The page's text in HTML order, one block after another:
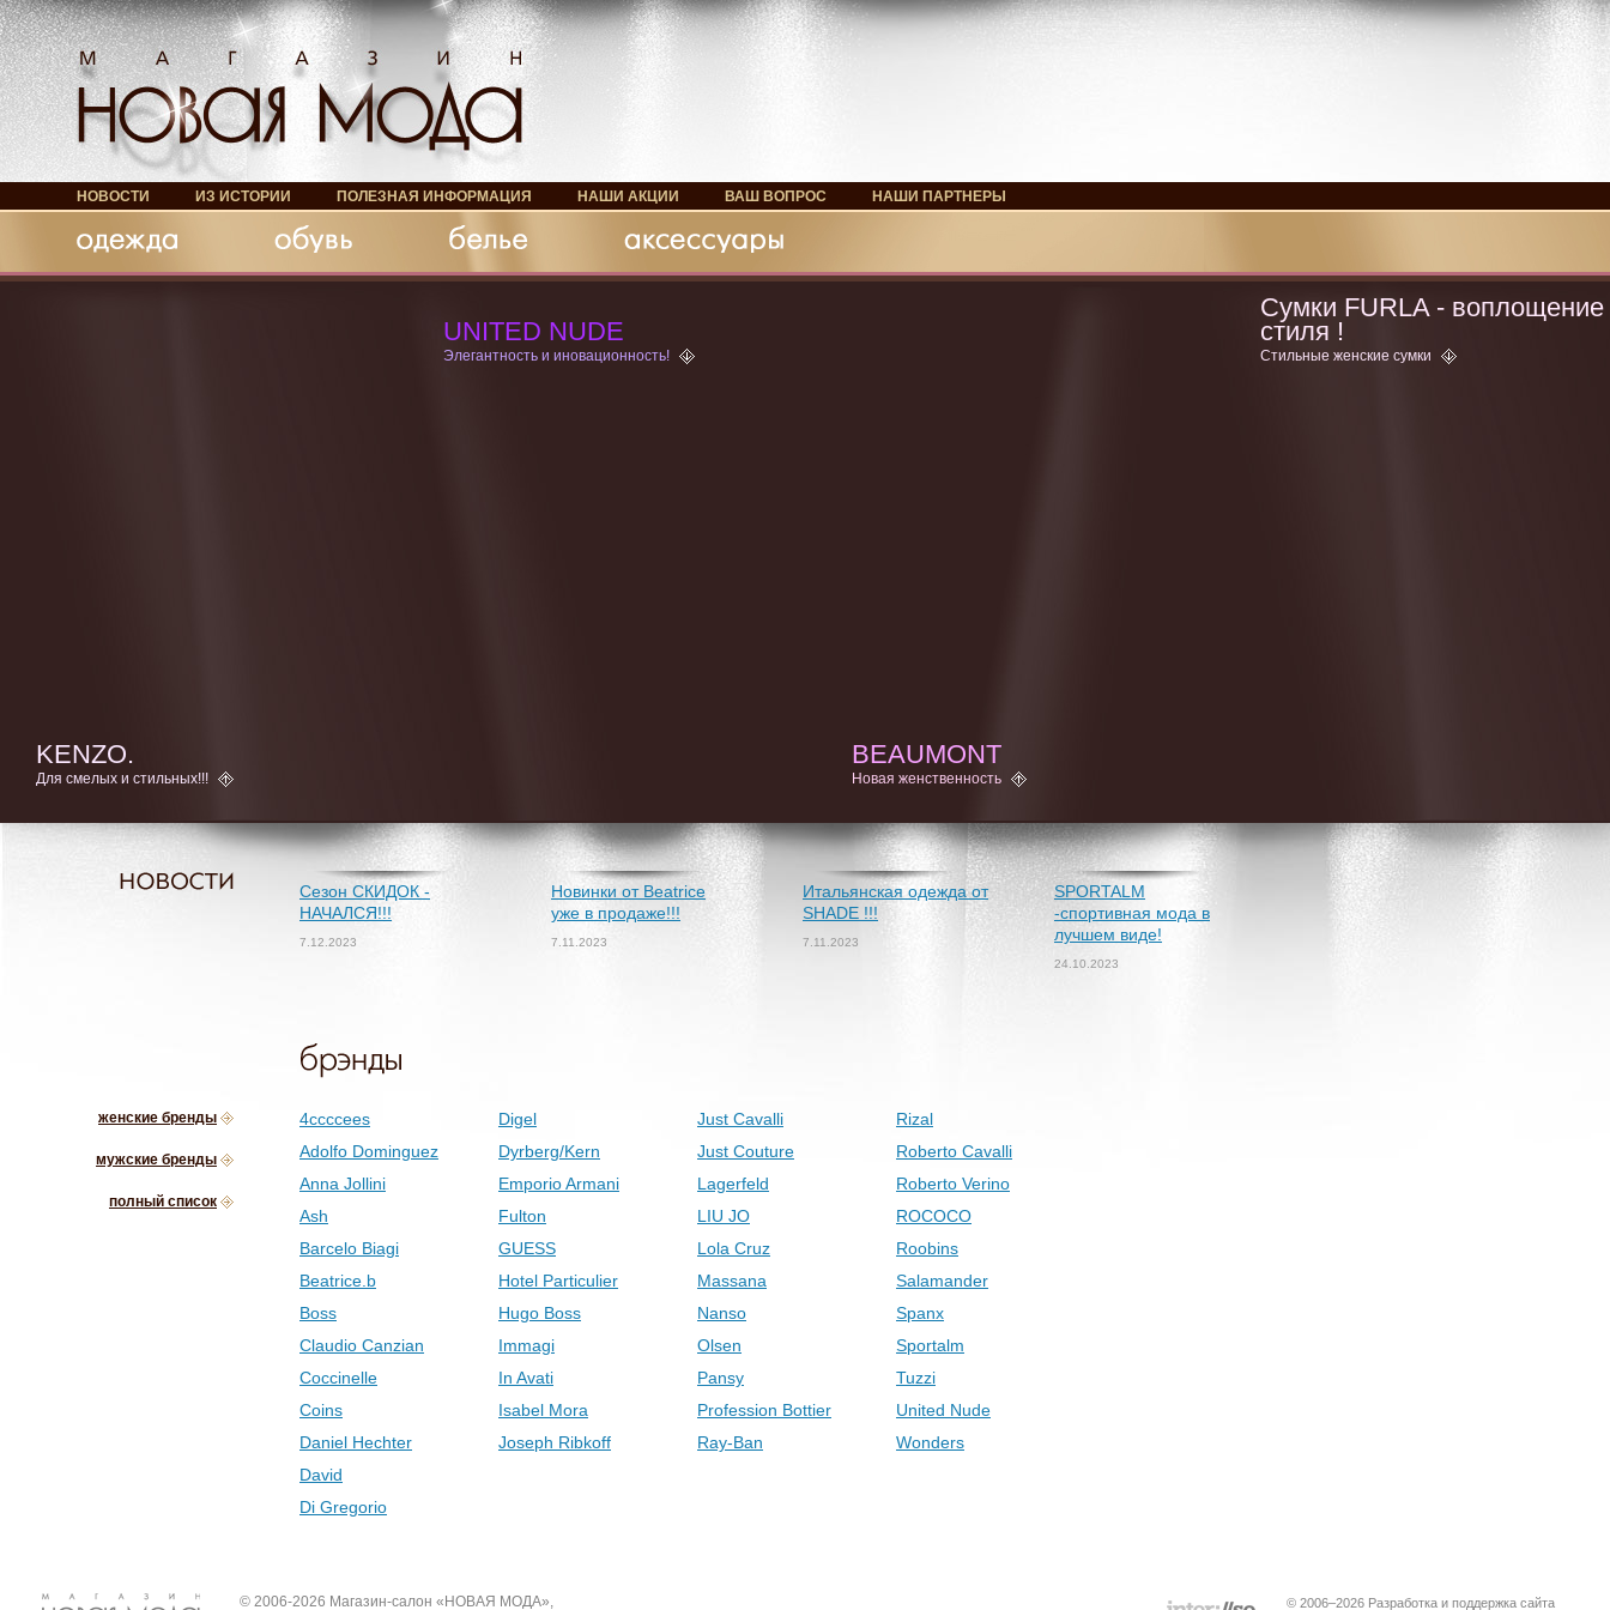
НОВОСТИ ИЗ ИСТОРИИ ПОЛЕЗНАЯ ИНФОРМАЦИЯ НАШИ АКЦИИ ВАШ ВОПРОС НАШИ ПАРТНЕРЫ
Аксессуары
KENZO.
Для смелых и стильных!!!
UNITED NUDE
Элегантность и иновационность!
BEAUMONT
Новая женственность
Сумки FURLA - воплощение
стиля !
Стильные женские сумки
Сезон СКИДОК -
НАЧАЛСЯ!!!
7.12.2023
Новинки от Beatrice
уже в продаже!!!
7.11.2023
Итальянская одежда от
SHADE !!!
7.11.2023
SPORTALM
-спортивная мода в
лучшем виде!
24.10.2023
женские бренды
мужские бренды
полный список
4ccccees
Adolfo Dominguez
Anna Jollini
Ash
Barcelo Biagi
Beatrice.b
Boss
Claudio Canzian
Coccinelle
Coins
Daniel Hechter
David
Di Gregorio
Digel
Dyrberg/Kern
Emporio Armani
Fulton
GUESS
Hotel Particulier
Hugo Boss
Immagi
In Avati
Isabel Mora
Joseph Ribkoff
Just Cavalli
Just Couture
Lagerfeld
LIU JO
Lola Cruz
Massana
Nanso
Olsen
Pansy
Profession Bottier
Ray-Ban
Rizal
Roberto Cavalli
Roberto Verino
ROCOCO
Roobins
Salamander
Spanx
Sportalm
Tuzzi
United Nude
Wonders
© 2006-2026 Магазин-салон «НОВАЯ МОДА», © 2006–2026 Разработка и поддержка сайта